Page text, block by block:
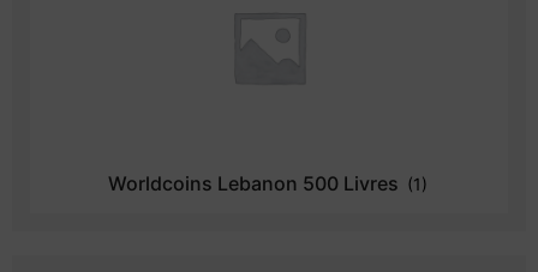
Worldcoins Lebanon 500 Livres (1)